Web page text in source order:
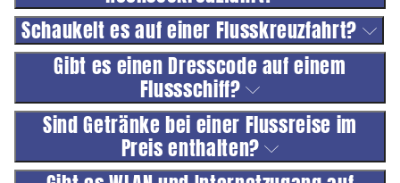
Schaukelt es auf einer Flusskreuzfahrt?
Gibt es einen Dresscode auf einem
Flussschiff?
Sind Getränke bei einer Flussreise im
Preis enthalten?